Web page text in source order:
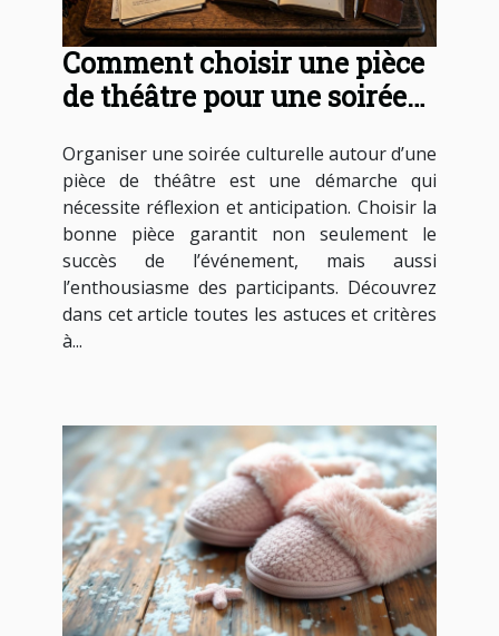
Comment choisir une pièce
de théâtre pour une soirée
Organiser une soirée culturelle autour d’une
pièce de théâtre est une démarche qui
nécessite réflexion et anticipation. Choisir la
bonne pièce garantit non seulement le
succès de l’événement, mais aussi
l’enthousiasme des participants. Découvrez
dans cet article toutes les astuces et critères
à...